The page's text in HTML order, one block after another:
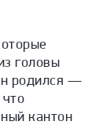
головы
родился —
кантон